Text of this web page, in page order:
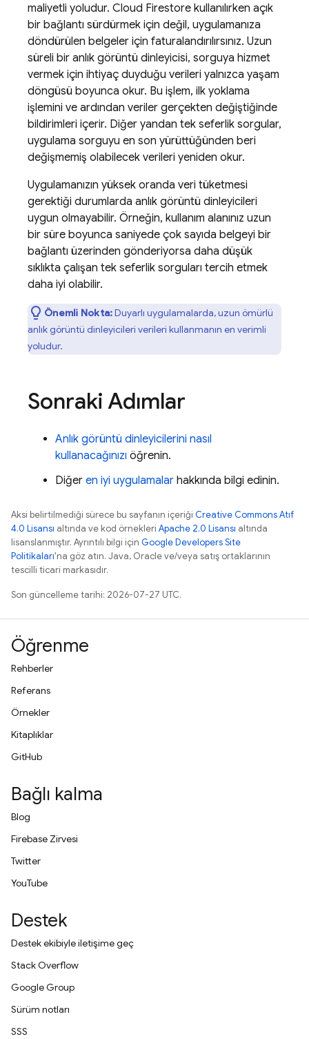
maliyetli yoludur. Cloud Firestore kullanılırken açık
bir bağlantı sürdürmek için değil, uygulamanıza
döndürülen belgeler için faturalandırılırsınız. Uzun
süreli bir anlık görüntü dinleyicisi, sorguya hizmet
vermek için ihtiyaç duyduğu verileri yalnızca yaşam
döngüsü boyunca okur. Bu işlem, ilk yoklama
işlemini ve ardından veriler gerçekten değiştiğinde
bildirimleri içerir. Diğer yandan tek seferlik sorgular,
uygulama sorguyu en son yürüttüğünden beri
değişmemiş olabilecek verileri yeniden okur.
Uygulamanızın yüksek oranda veri tüketmesi
gerektiği durumlarda anlık görüntü dinleyicileri
uygun olmayabilir. Örneğin, kullanım alanınız uzun
bir süre boyunca saniyede çok sayıda belgeyi bir
bağlantı üzerinden gönderiyorsa daha düşük
sıklıkta çalışan tek seferlik sorguları tercih etmek
daha iyi olabilir.
Önemli Nokta:Duyarlı uygulamalarda, uzun ömürlü
anlık görüntü dinleyicileri verileri kullanmanın en verimli
yoludur.
Sonraki Adımlar
Anlık görüntü dinleyicilerini nasıl
kullanacağınızı öğrenin.
Diğer en iyi uygulamalar hakkında bilgi edinin.
Aksi belirtilmediği sürece bu sayfanın içeriği Creative Commons Atıf
4.0 Lisansı altında ve kod örnekleri Apache 2.0 Lisansı altında
lisanslanmıştır. Ayrıntılı bilgi için Google Developers Site
Politikaları'na göz atın. Java, Oracle ve/veya satış ortaklarının
tescilli ticari markasıdır.
Son güncelleme tarihi: 2026-07-27 UTC.
Öğrenme
Rehberler
Referans
Örnekler
Kitaplıklar
GitHub
Bağlı kalma
Blog
Firebase Zirvesi
Twitter
YouTube
Destek
Destek ekibiyle iletişime geç
Stack Overflow
Google Group
Sürüm notları
SSS